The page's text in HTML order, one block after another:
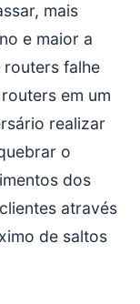
mais
e maior a
routers falhe
em um
realizar
o
dos
através
de saltos